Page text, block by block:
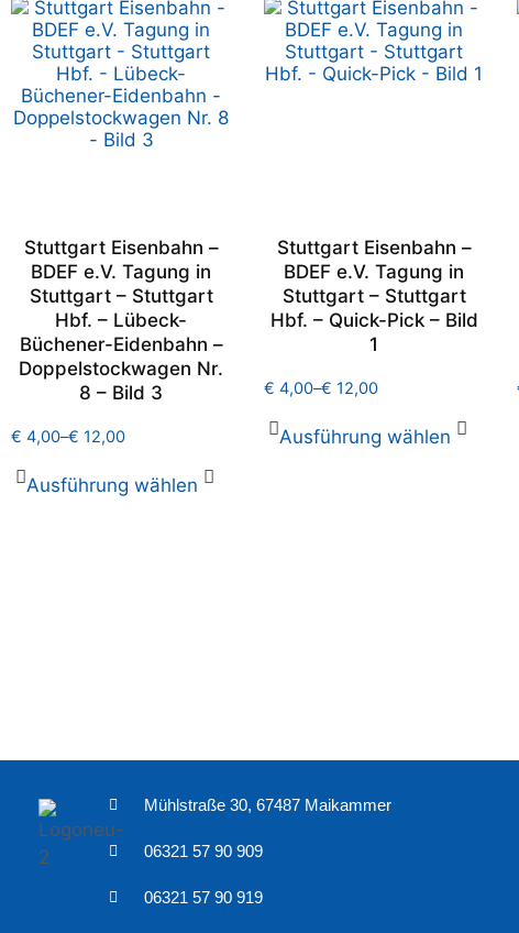
Stuttgart Eisenbahn –
BDEF e.V. Tagung in
Stuttgart – Stuttgart
Hbf. – Lübeck-
Büchener-Eidenbahn –
Doppelstockwagen Nr.
8 – Bild 3
€ 4,00–€ 12,00
Ausführung wählen
Stuttgart Eisenbahn –
BDEF e.V. Tagung in
Stuttgart – Stuttgart
Hbf. – Quick-Pick – Bild
1
€ 4,00–€ 12,00
Ausführung wählen
Mühlstraße 30, 67487 Maikammer
06321 57 90 909
06321 57 90 919